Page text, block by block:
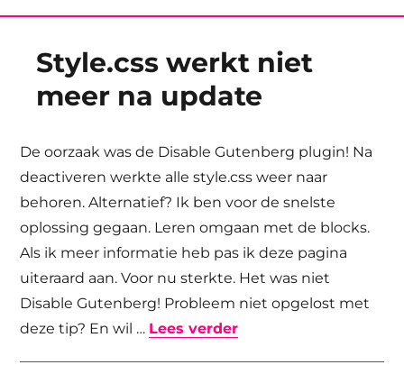
Style.css werkt niet
meer na update
De oorzaak was de Disable Gutenberg plugin! Na
deactiveren werkte alle style.css weer naar
behoren. Alternatief? Ik ben voor de snelste
oplossing gegaan. Leren omgaan met de blocks.
Als ik meer informatie heb pas ik deze pagina
uiteraard aan. Voor nu sterkte. Het was niet
Disable Gutenberg! Probleem niet opgelost met
deze tip? En wil … Lees verder“Style.css werkt niet